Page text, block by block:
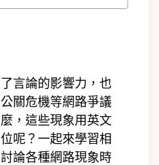
言論的影響力，也
關危機等網路爭議
，這些現象用英文
呢？一起來學習相
論各種網路現象時